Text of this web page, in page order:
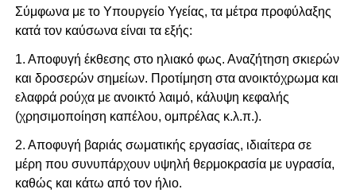
Σύμφωνα με το Υπουργείο Υγείας, τα μέτρα προφύλαξης
κατά τον καύσωνα είναι τα εξής:
1. Αποφυγή έκθεσης στο ηλιακό φως. Αναζήτηση σκιερών
και δροσερών σημείων. Προτίμηση στα ανοικτόχρωμα και
ελαφρά ρούχα με ανοικτό λαιμό, κάλυψη κεφαλής
(χρησιμοποίηση καπέλου, ομπρέλας κ.λ.π.).
2. Αποφυγή βαριάς σωματικής εργασίας, ιδιαίτερα σε
μέρη που συνυπάρχουν υψηλή θερμοκρασία με υγρασία,
καθώς και κάτω από τον ήλιο.